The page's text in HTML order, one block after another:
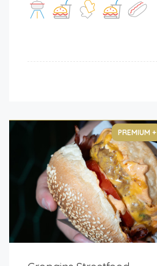
PREMIUM +